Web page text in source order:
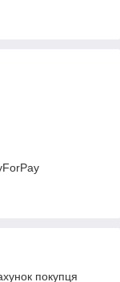
покупця